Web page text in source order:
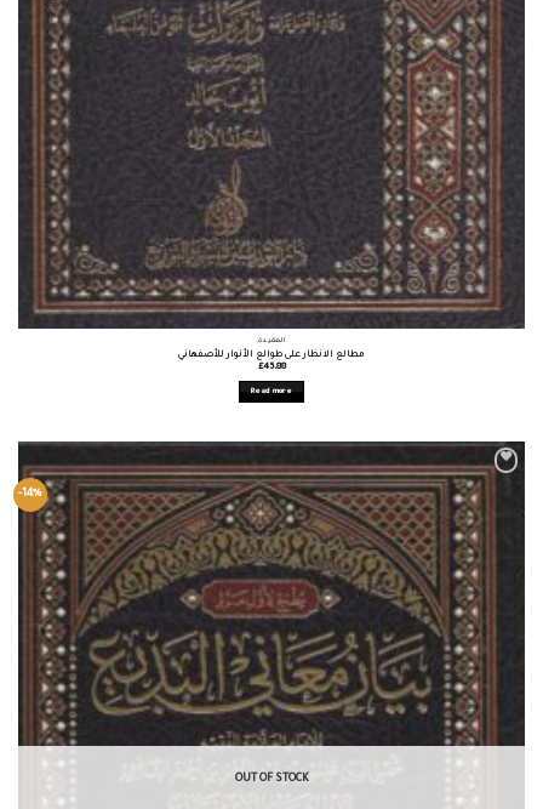
العقيدة
مطالع الانظار على طوالع الأنوار للأصفهاني
£45.88
Read more
-14%
OUT OF STOCK